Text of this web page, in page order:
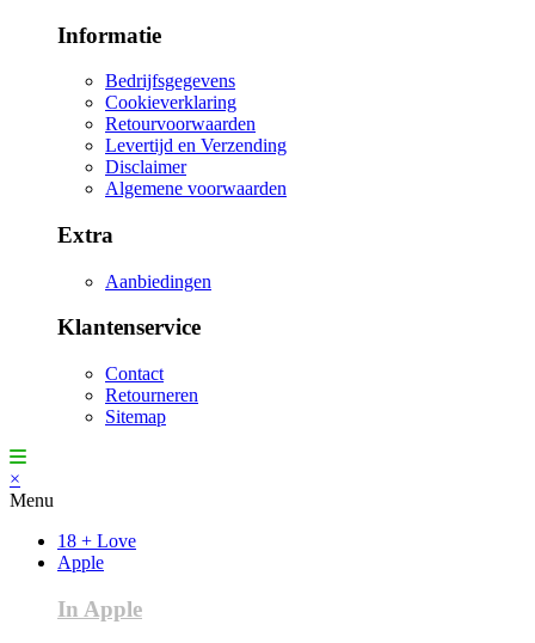
Informatie
Bedrijfsgegevens
Cookieverklaring
Retourvoorwaarden
Levertijd en Verzending
Disclaimer
Algemene voorwaarden
Extra
Aanbiedingen
Klantenservice
Contact
Retourneren
Sitemap
×
Menu
18 + Love
Apple
In Apple